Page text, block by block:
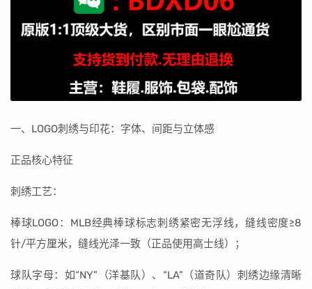
一、LOGO刺绣与印花：字体、间距与立体感
正品核心特征
刺绣工艺：
棒球LOGO：MLB经典棒球标志刺绣紧密无浮线，缝线密度≥8
针/平方厘米，缝线光泽一致（正品使用高士线）；
球队字母：如“NY”（洋基队）、“LA”（道奇队）刺绣边缘清晰